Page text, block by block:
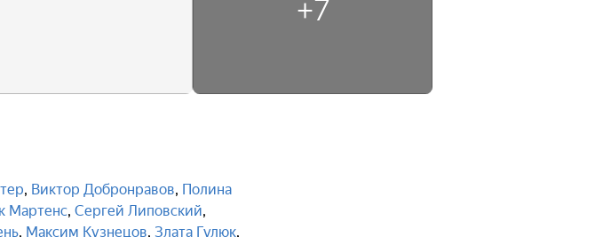
+7
, Виктор Добронравов, Полина
Мартенс, Сергей Липовский,
, Максим Кузнецов, Злата Гулюк,